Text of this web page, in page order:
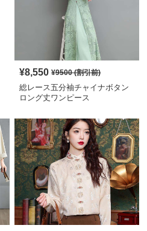
¥8,550 ¥9500(割引前)
総レース五分袖チャイナボタン
ロング丈ワンピース